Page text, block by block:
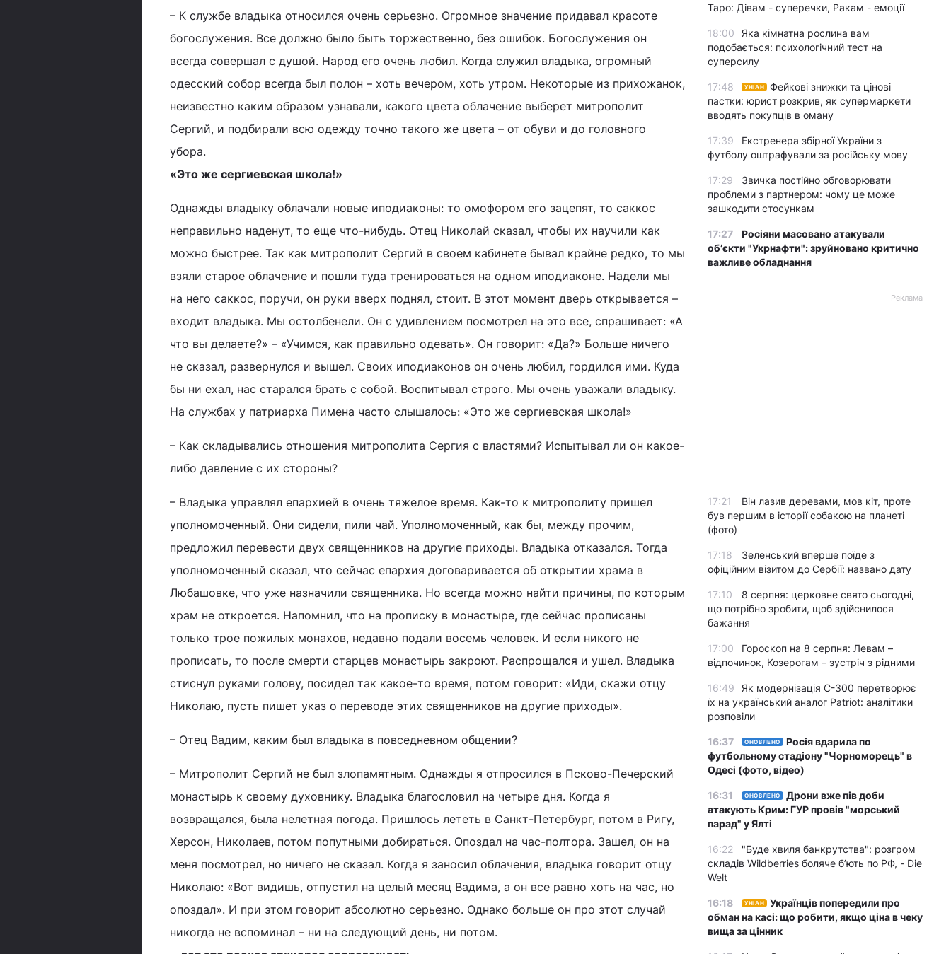
– К службе владыка относился очень серьезно. Огромное значение придавал красоте
богослужения. Все должно было быть торжественно, без ошибок. Богослужения он
всегда совершал с душой. Народ его очень любил. Когда служил владыка, огромный
одесский собор всегда был полон – хоть вечером, хоть утром. Некоторые из прихожанок,
неизвестно каким образом узнавали, какого цвета облачение выберет митрополит
Сергий, и подбирали всю одежду точно такого же цвета – от обуви и до головного
убора.
«Это же сергиевская школа!»
Однажды владыку облачали новые иподиаконы: то омофором его зацепят, то саккос
неправильно наденут, то еще что-нибудь. Отец Николай сказал, чтобы их научили как
можно быстрее. Так как митрополит Сергий в своем кабинете бывал крайне редко, то мы
взяли старое облачение и пошли туда тренироваться на одном иподиаконе. Надели мы
на него саккос, поручи, он руки вверх поднял, стоит. В этот момент дверь открывается –
входит владыка. Мы остолбенели. Он с удивлением посмотрел на это все, спрашивает: «А
что вы делаете?» – «Учимся, как правильно одевать». Он говорит: «Да?» Больше ничего
не сказал, развернулся и вышел. Своих иподиаконов он очень любил, гордился ими. Куда
бы ни ехал, нас старался брать с собой. Воспитывал строго. Мы очень уважали владыку.
На службах у патриарха Пимена часто слышалось: «Это же сергиевская школа!»
– Как складывались отношения митрополита Сергия с властями? Испытывал ли он какое-
либо давление с их стороны?
– Владыка управлял епархией в очень тяжелое время. Как-то к митрополиту пришел
уполномоченный. Они сидели, пили чай. Уполномоченный, как бы, между прочим,
предложил перевести двух священников на другие приходы. Владыка отказался. Тогда
уполномоченный сказал, что сейчас епархия договаривается об открытии храма в
Любашовке, что уже назначили священника. Но всегда можно найти причины, по которым
храм не откроется. Напомнил, что на прописку в монастыре, где сейчас прописаны
только трое пожилых монахов, недавно подали восемь человек. И если никого не
прописать, то после смерти старцев монастырь закроют. Распрощался и ушел. Владыка
стиснул руками голову, посидел так какое-то время, потом говорит: «Иди, скажи отцу
Николаю, пусть пишет указ о переводе этих священников на другие приходы».
– Отец Вадим, каким был владыка в повседневном общении?
– Митрополит Сергий не был злопамятным. Однажды я отпросился в Псково-Печерский
монастырь к своему духовнику. Владыка благословил на четыре дня. Когда я
возвращался, была нелетная погода. Пришлось лететь в Санкт-Петербург, потом в Ригу,
Херсон, Николаев, потом попутными добираться. Опоздал на час-полтора. Зашел, он на
меня посмотрел, но ничего не сказал. Когда я заносил облачения, владыка говорит отцу
Николаю: «Вот видишь, отпустил на целый месяц Вадима, а он все равно хоть на час, но
опоздал». И при этом говорит абсолютно серьезно. Однако больше он про этот случай
никогда не вспоминал – ни на следующий день, ни потом.
Таро: Дівам - суперечки, Ракам - емоції
18:00
Яка кімнатна рослина вам
подобається: психологічний тест на
суперсилу
17:48 УНІАН
Фейкові знижки та цінові
пастки: юрист розкрив, як супермаркети
вводять покупців в оману
17:39
Екстренера збірної України з
футболу оштрафували за російську мову
17:29
Звичка постійно обговорювати
проблеми з партнером: чому це може
зашкодити стосункам
17:27
Росіяни масовано атакували
обʼєкти "Укрнафти": зруйновано критично
важливе обладнання
Реклама
17:21
Він лазив деревами, мов кіт, проте
був першим в історії собакою на планеті
(фото)
17:18
Зеленський вперше поїде з
офіційним візитом до Сербії: названо дату
17:10
8 серпня: церковне свято сьогодні,
що потрібно зробити, щоб здійснилося
бажання
17:00
Гороскоп на 8 серпня: Левам –
відпочинок, Козерогам – зустріч з рідними
16:49
Як модернізація С-300 перетворює
їх на український аналог Patriot: аналітики
розповіли
16:37 ОНОВЛЕНО
Росія вдарила по
футбольному стадіону "Чорноморець" в
Одесі (фото, відео)
16:31 ОНОВЛЕНО
Дрони вже пів доби
атакують Крим: ГУР провів "морський
парад" у Ялті
16:22
"Буде хвиля банкрутства": розгром
складів Wildberries боляче бʼють по РФ, - Die
Welt
16:18 УНІАН
Українців попередили про
обман на касі: що робити, якщо ціна в чеку
вища за цінник